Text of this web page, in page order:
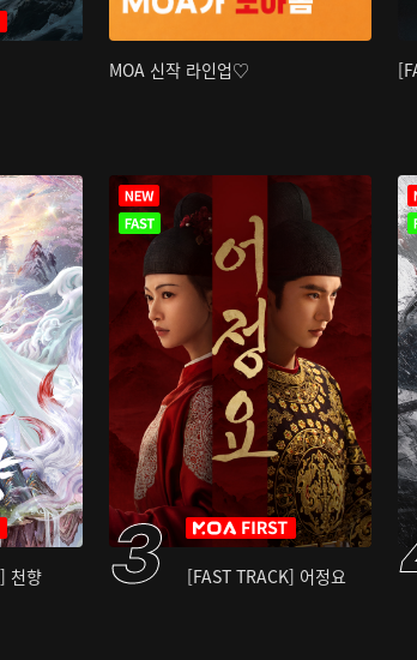
MOA 신작 라인업♡
천향 [FAST TRACK] 어정요